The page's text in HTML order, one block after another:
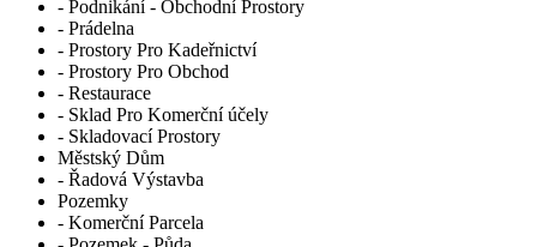
- Podnikání - Obchodní Prostory
- Prádelna
- Prostory Pro Kadeřnictví
- Prostory Pro Obchod
- Restaurace
- Sklad Pro Komerční účely
- Skladovací Prostory
Městský Dům
- Řadová Výstavba
Pozemky
- Komerční Parcela